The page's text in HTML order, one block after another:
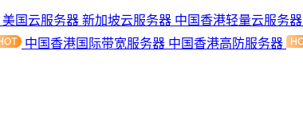
美国云服务器 新加坡云服务器 中国香港轻量云服务器
中国香港国际带宽服务器 中国香港高防服务器